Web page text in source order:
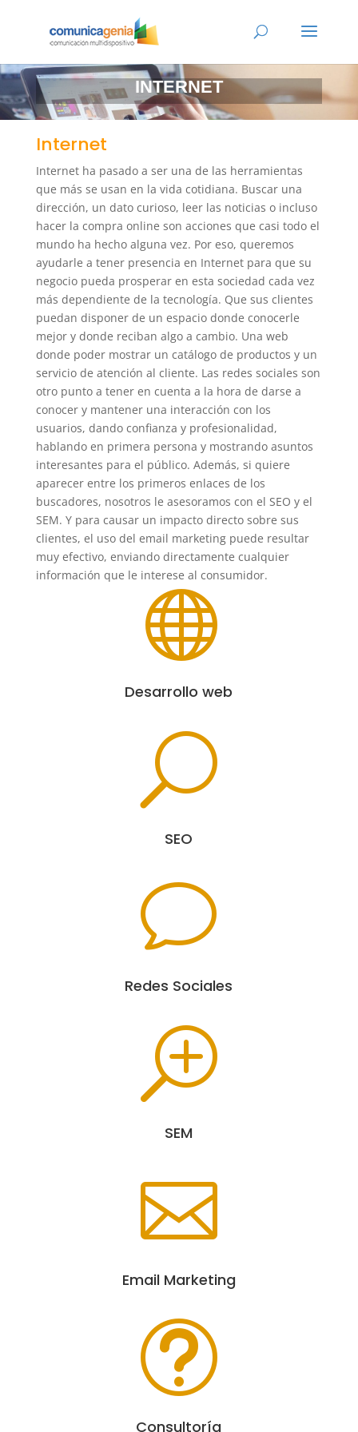
INTERNET
Internet
Internet ha pasado a ser una de las herramientas
que más se usan en la vida cotidiana. Buscar una
dirección, un dato curioso, leer las noticias o incluso
hacer la compra online son acciones que casi todo el
mundo ha hecho alguna vez. Por eso, queremos
ayudarle a tener presencia en Internet para que su
negocio pueda prosperar en esta sociedad cada vez
más dependiente de la tecnología. Que sus clientes
puedan disponer de un espacio donde conocerle
mejor y donde reciban algo a cambio. Una web
donde poder mostrar un catálogo de productos y un
servicio de atención al cliente. Las redes sociales son
otro punto a tener en cuenta a la hora de darse a
conocer y mantener una interacción con los
usuarios, dando confianza y profesionalidad,
hablando en primera persona y mostrando asuntos
interesantes para el público. Además, si quiere
aparecer entre los primeros enlaces de los
buscadores, nosotros le asesoramos con el SEO y el
SEM. Y para causar un impacto directo sobre sus
clientes, el uso del email marketing puede resultar
muy efectivo, enviando directamente cualquier
información que le interese al consumidor.

Desarrollo web
U
SEO
v
Redes Sociales
T
SEM

Email Marketing
t
Consultoría